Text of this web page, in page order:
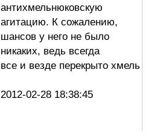
антихмельнюковскую
агитацию. К сожалению,
шансов у него не было
никаких, ведь всегда
все и везде перекрыто хмель
2012-02-28 18:38:45